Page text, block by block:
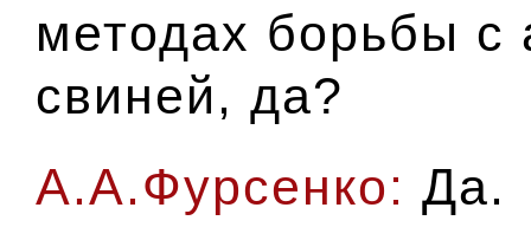
методах борьбы с
свиней, да?
А.А.Фурсенко: Да.